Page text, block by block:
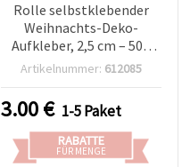
Rolle selbstklebender
Weihnachts-Deko-
Aufkleber, 2,5 cm – 500
Stück
Artikelnummer: 612085
3.00€ 1-5 Paket
RABATTE
FÜR MENGE